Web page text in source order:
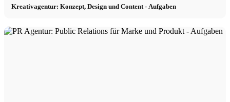
Kreativagentur: Konzept, Design und Content - Aufgaben